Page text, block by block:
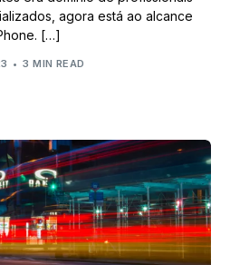
agora está ao alcance
[…]
3 MIN READ